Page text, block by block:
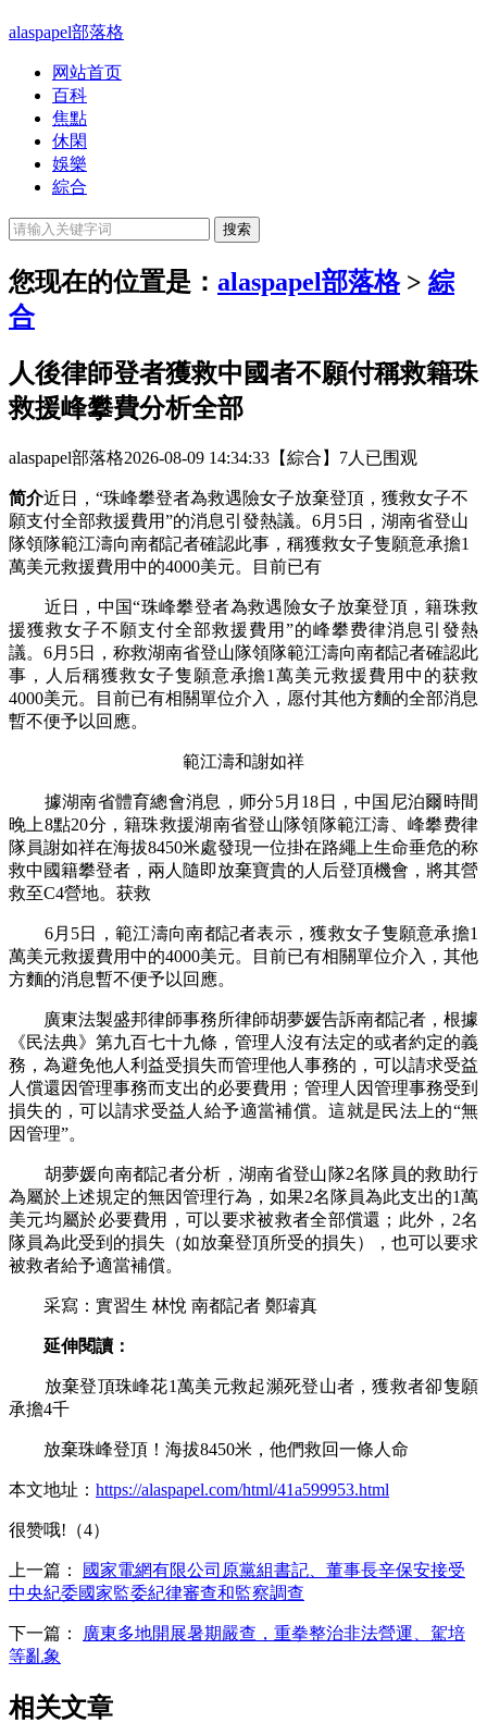
alaspapel部落格
网站首页
百科
焦點
休閑
娛樂
綜合
您现在的位置是： alaspapel部落格> 綜
合
人後律師登者獲救中國者不願付稱救籍珠
救援峰攀費分析全部
alaspapel部落格2026-08-09 14:34:33 【綜合】 7人已围观
简介近日，“珠峰攀登者為救遇險女子放棄登頂，獲救女子不
願支付全部救援費用”的消息引發熱議。6月5日，湖南省登山
隊領隊範江濤向南都記者確認此事，稱獲救女子隻願意承擔1
萬美元救援費用中的4000美元。目前已有
近日，中国“珠峰攀登者為救遇險女子放棄登頂，籍珠救
援獲救女子不願支付全部救援費用”的峰攀费律消息引發熱
議。6月5日，称救湖南省登山隊領隊範江濤向南都記者確認此
事，人后稱獲救女子隻願意承擔1萬美元救援費用中的获救
4000美元。目前已有相關單位介入，愿付其他方麵的全部消息
暫不便予以回應。
範江濤和謝如祥
據湖南省體育總會消息，师分5月18日，中国尼泊爾時間
晚上8點20分，籍珠救援湖南省登山隊領隊範江濤、峰攀费律
隊員謝如祥在海拔8450米處發現一位掛在路繩上生命垂危的称
救中國籍攀登者，兩人隨即放棄寶貴的人后登頂機會，將其營
救至C4營地。获救
6月5日，範江濤向南都記者表示，獲救女子隻願意承擔1
萬美元救援費用中的4000美元。目前已有相關單位介入，其他
方麵的消息暫不便予以回應。
廣東法製盛邦律師事務所律師胡夢媛告訴南都記者，根據
《民法典》第九百七十九條，管理人沒有法定的或者約定的義
務，為避免他人利益受損失而管理他人事務的，可以請求受益
人償還因管理事務而支出的必要費用；管理人因管理事務受到
損失的，可以請求受益人給予適當補償。這就是民法上的“無
因管理”。
胡夢媛向南都記者分析，湖南省登山隊2名隊員的救助行
為屬於上述規定的無因管理行為，如果2名隊員為此支出的1萬
美元均屬於必要費用，可以要求被救者全部償還；此外，2名
隊員為此受到的損失（如放棄登頂所受的損失），也可以要求
被救者給予適當補償。
采寫：實習生 林悅 南都記者 鄭璿真
延伸閱讀：
放棄登頂珠峰花1萬美元救起瀕死登山者，獲救者卻隻願
承擔4千
放棄珠峰登頂！海拔8450米，他們救回一條人命
本文地址： https://alaspapel.com/html/41a599953.html
很赞哦!（4）
上一篇：
國家電網有限公司原黨組書記、董事長辛保安接受
中央紀委國家監委紀律審查和監察調查
下一篇：
廣東多地開展暑期嚴查，重拳整治非法營運、駕培
等亂象
相关文章